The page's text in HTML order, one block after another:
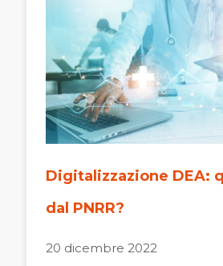
Digitalizzazione DEA:
dal PNRR?
20 dicembre 2022